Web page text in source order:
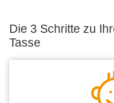
Die 3 Schritte zu
Tasse